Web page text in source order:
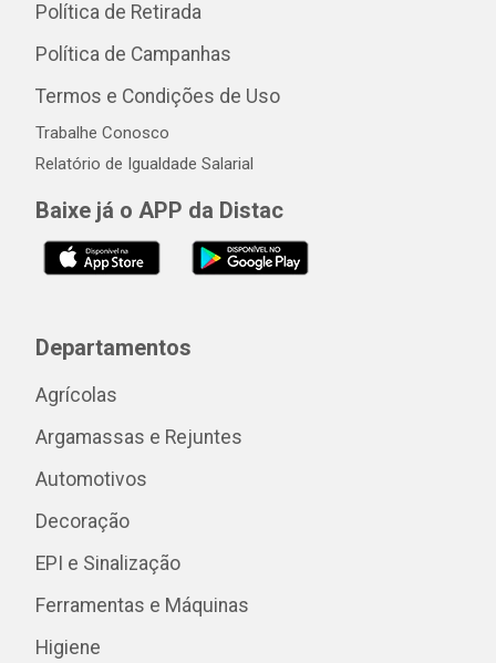
Política de Retirada
Política de Campanhas
Termos e Condições de Uso
Trabalhe Conosco
Relatório de Igualdade Salarial
Baixe já o APP da Distac
Departamentos
Agrícolas
Argamassas e Rejuntes
Automotivos
Decoração
EPI e Sinalização
Ferramentas e Máquinas
Higiene